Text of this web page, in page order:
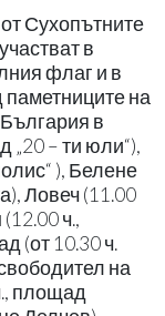
Сухопътните
в
флаг и в
паметниците на
в
„20 – ти юли“),
), Белене
Ловеч (11.00
ч.,
(от 10.30 ч.
на
площад